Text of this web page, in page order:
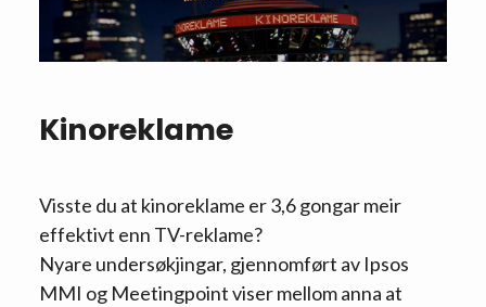
Kinoreklame
Visste du at kinoreklame er 3,6 gongar meir
effektivt enn TV-reklame?
Nyare undersøkjingar, gjennomført av Ipsos
MMI og Meetingpoint viser mellom anna at